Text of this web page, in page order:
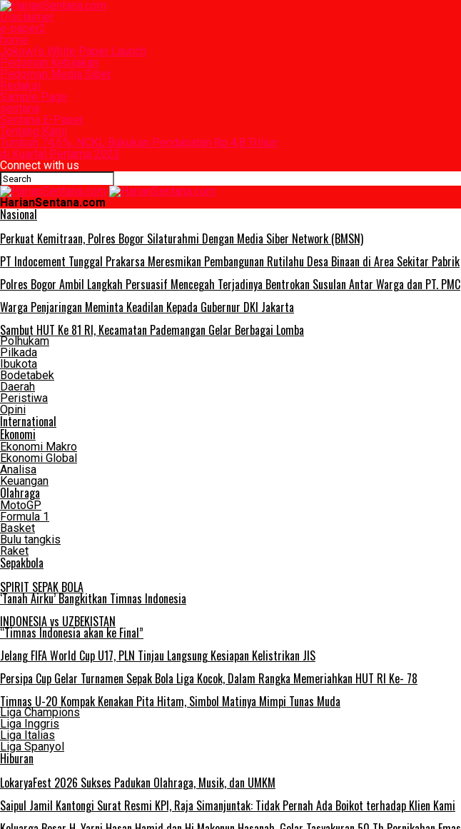
Disclaimer
e-paper2
home
Jokowi’s White Paper Launch
Pedoman Kebijakan
Pedoman Media Siber
Redaksi
Sample Page
sentana
Sentana E-Paper
Tentang Kami
Tumbuh 74,6%, NCKL Bukukan Pendapatan Rp 4,8 Triliun
di Kuartal Pertama 2023
Connect with us
HarianSentana.com
Nasional
Perkuat Kemitraan, Polres Bogor Silaturahmi Dengan Media Siber Network (BMSN)
PT Indocement Tunggal Prakarsa Meresmikan Pembangunan Rutilahu Desa Binaan di Area Sekitar Pabrik
Polres Bogor Ambil Langkah Persuasif Mencegah Terjadinya Bentrokan Susulan Antar Warga dan PT. PMC
Warga Penjaringan Meminta Keadilan Kepada Gubernur DKI Jakarta
Sambut HUT Ke 81 RI, Kecamatan Pademangan Gelar Berbagai Lomba
Polhukam
Pilkada
Ibukota
Bodetabek
Daerah
Peristiwa
Opini
International
Ekonomi
Ekonomi Makro
Ekonomi Global
Analisa
Keuangan
Olahraga
MotoGP
Formula 1
Basket
Bulu tangkis
Raket
Sepakbola
SPIRIT SEPAK BOLA
‘Tanah Airku’ Bangkitkan Timnas Indonesia
INDONESIA vs UZBEKISTAN
“Timnas Indonesia akan ke Final”
Jelang FIFA World Cup U17, PLN Tinjau Langsung Kesiapan Kelistrikan JIS
Persipa Cup Gelar Turnamen Sepak Bola Liga Kocok, Dalam Rangka Memeriahkan HUT RI Ke- 78
Timnas U-20 Kompak Kenakan Pita Hitam, Simbol Matinya Mimpi Tunas Muda
Liga Champions
Liga Inggris
Liga Italias
Liga Spanyol
Hiburan
LokaryaFest 2026 Sukses Padukan Olahraga, Musik, dan UMKM
Saipul Jamil Kantongi Surat Resmi KPI, Raja Simanjuntak: Tidak Pernah Ada Boikot terhadap Klien Kami